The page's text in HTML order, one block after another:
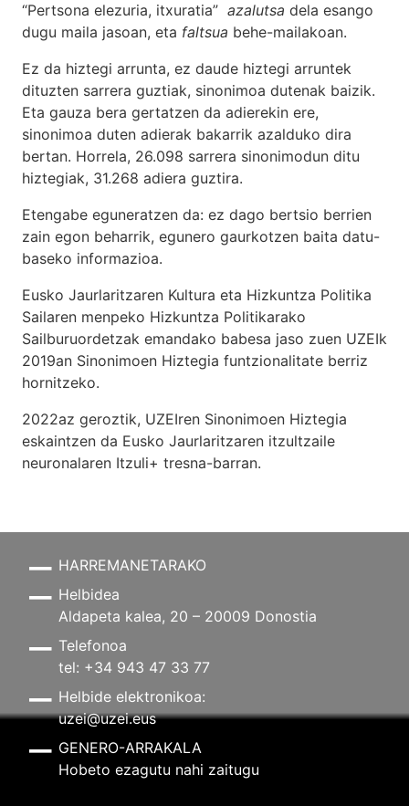
“Pertsona elezuria, itxuratia” azalutsa dela esango
dugu maila jasoan, eta faltsua behe-mailakoan.
Ez da hiztegi arrunta, ez daude hiztegi arruntek
dituzten sarrera guztiak, sinonimoa dutenak baizik.
Eta gauza bera gertatzen da adierekin ere,
sinonimoa duten adierak bakarrik azalduko dira
bertan. Horrela, 26.098 sarrera sinonimodun ditu
hiztegiak, 31.268 adiera guztira.
Etengabe eguneratzen da: ez dago bertsio berrien
zain egon beharrik, egunero gaurkotzen baita datu-
baseko informazioa.
Eusko Jaurlaritzaren Kultura eta Hizkuntza Politika
Sailaren menpeko Hizkuntza Politikarako
Sailburuordetzak emandako babesa jaso zuen UZEIk
2019an Sinonimoen Hiztegia funtzionalitate berriz
hornitzeko.
2022az geroztik, UZEIren Sinonimoen Hiztegia
eskaintzen da Eusko Jaurlaritzaren itzultzaile
neuronalaren Itzuli+ tresna-barran.
HARREMANETARAKO
Helbidea
Aldapeta kalea, 20 – 20009 Donostia
Telefonoa
tel: +34 943 47 33 77
Helbide elektronikoa:
uzei@uzei.eus
GENERO-ARRAKALA
Hobeto ezagutu nahi zaitugu